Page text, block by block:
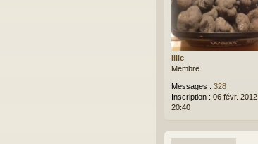
lilic
Membre
Messages : 328
Inscription : 06 févr. 2012
20:40